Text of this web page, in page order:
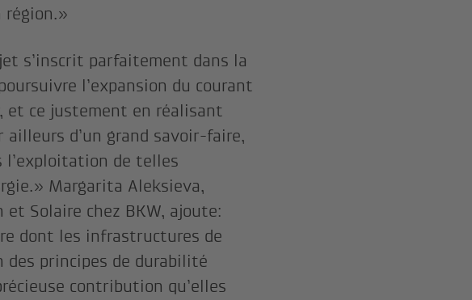
région.»
s’inscrit parfaitement dans la
l’expansion du courant
et ce justement en réalisant
ailleurs d’un grand savoir-faire,
l’exploitation de telles
Margarita Aleksieva,
et Solaire chez BKW, ajoute:
dont les infrastructures de
des principes de durabilité
contribution qu’elles